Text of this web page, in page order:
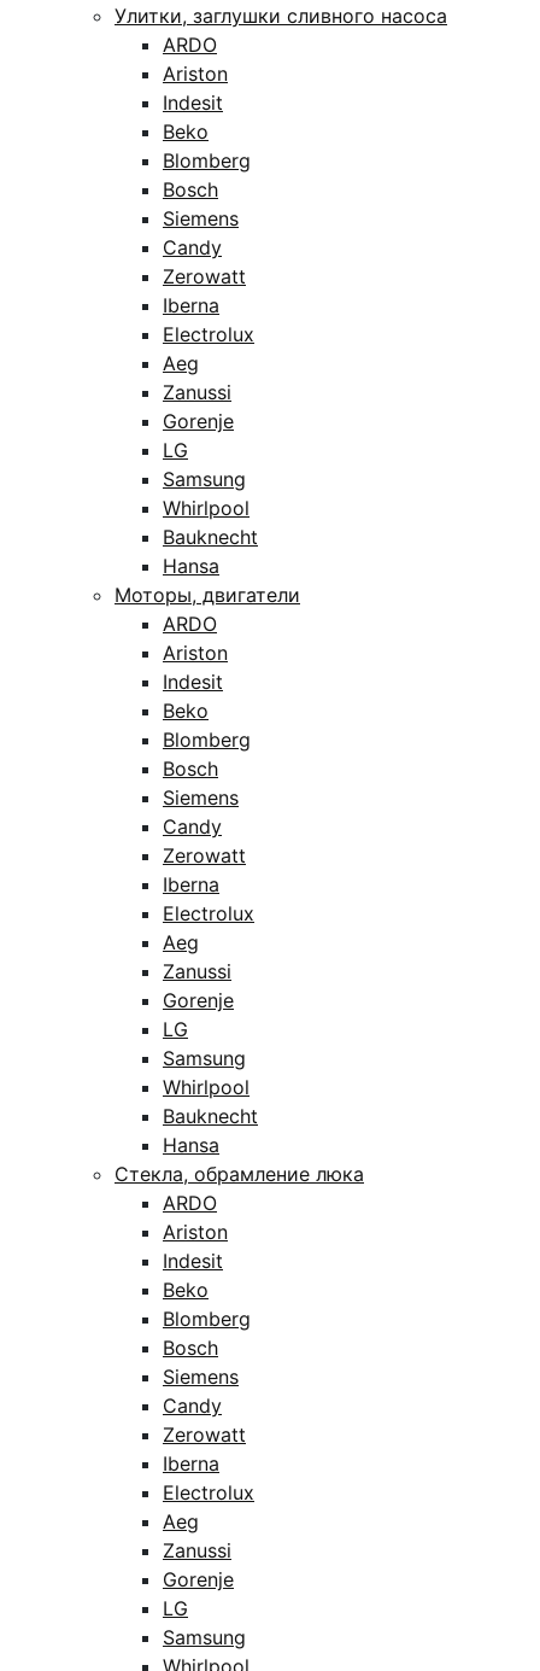
Улитки, заглушки сливного насоса
ARDO
Ariston
Indesit
Beko
Blomberg
Bosch
Siemens
Candy
Zerowatt
Iberna
Electrolux
Aeg
Zanussi
Gorenje
LG
Samsung
Whirlpool
Bauknecht
Hansa
Моторы, двигатели
ARDO
Ariston
Indesit
Beko
Blomberg
Bosch
Siemens
Candy
Zerowatt
Iberna
Electrolux
Aeg
Zanussi
Gorenje
LG
Samsung
Whirlpool
Bauknecht
Hansa
Стекла, обрамление люка
ARDO
Ariston
Indesit
Beko
Blomberg
Bosch
Siemens
Candy
Zerowatt
Iberna
Electrolux
Aeg
Zanussi
Gorenje
LG
Samsung
Whirlpool